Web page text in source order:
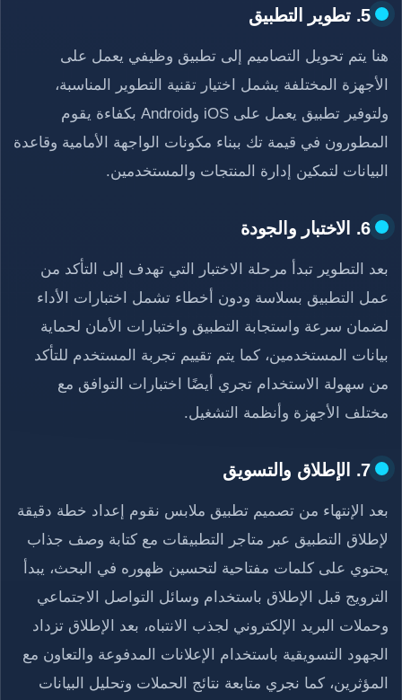
5. تطوير التطبيق
هنا يتم تحويل التصاميم إلى تطبيق وظيفي يعمل على
الأجهزة المختلفة يشمل اختيار تقنية التطوير المناسبة،
ولتوفير تطبيق يعمل على iOS وAndroid بكفاءة يقوم
المطورون في قيمة تك ببناء مكونات الواجهة الأمامية وقاعدة
البيانات لتمكين إدارة المنتجات والمستخدمين.
6. الاختبار والجودة
بعد التطوير تبدأ مرحلة الاختبار التي تهدف إلى التأكد من
عمل التطبيق بسلاسة ودون أخطاء تشمل اختبارات الأداء
لضمان سرعة واستجابة التطبيق واختبارات الأمان لحماية
بيانات المستخدمين، كما يتم تقييم تجربة المستخدم للتأكد
من سهولة الاستخدام تجري أيضًا اختبارات التوافق مع
مختلف الأجهزة وأنظمة التشغيل.
7. الإطلاق والتسويق
بعد الإنتهاء من تصميم تطبيق ملابس نقوم إعداد خطة دقيقة
لإطلاق التطبيق عبر متاجر التطبيقات مع كتابة وصف جذاب
يحتوي على كلمات مفتاحية لتحسين ظهوره في البحث، يبدأ
الترويج قبل الإطلاق باستخدام وسائل التواصل الاجتماعي
وحملات البريد الإلكتروني لجذب الانتباه، بعد الإطلاق تزداد
الجهود التسويقية باستخدام الإعلانات المدفوعة والتعاون مع
المؤثرين، كما نجري متابعة نتائج الحملات وتحليل البيانات